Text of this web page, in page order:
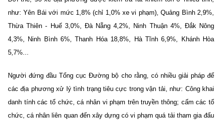
như: Yên Bái với mức 1,8% (chỉ 1,0% xe vi phạm), Quảng Bình 2,9%,
Thừa Thiên - Huế 3,0%, Đà Nẵng 4,2%, Ninh Thuận 4%, Đắk Nông
4,3%, Ninh Bình 6%, Thanh Hóa 18,8%, Hà Tĩnh 6,9%, Khánh Hòa
5,7%...
Người đứng đầu Tổng cục Đường bộ cho rằng, có nhiều giải pháp để
các địa phương xử lý tình trạng tiêu cực trong vận tải, như: Công khai
danh tính các tổ chức, cá nhân vi phạm trên truyền thông; cấm các tổ
chức, cá nhân liên quan đến xây dựng có vi phạm quá tải tham gia đấu